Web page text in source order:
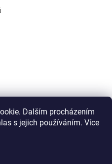
Dalším procházením
s jejich používáním. Více